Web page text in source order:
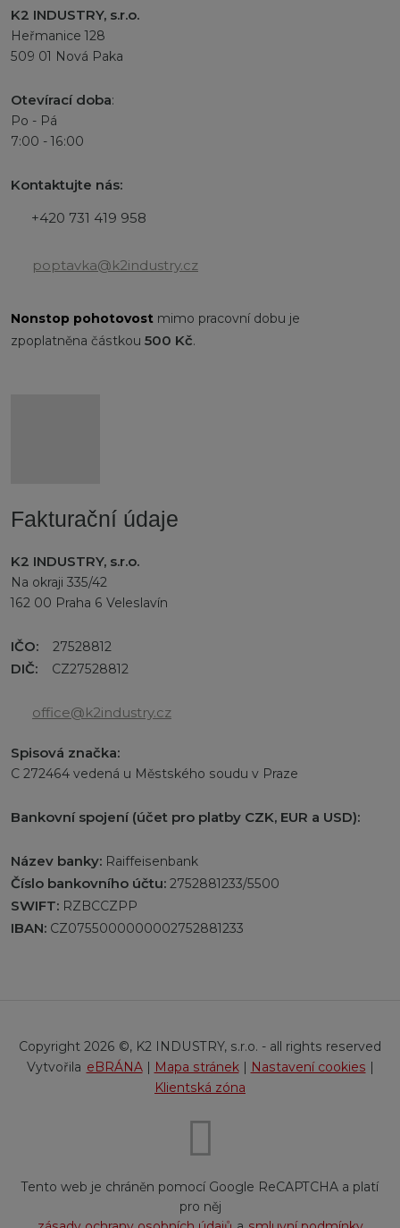
K2 INDUSTRY, s.r.o.
Heřmanice 128
509 01 Nová Paka
Otevírací doba:
Po - Pá
7:00 - 16:00
Kontaktujte nás:
+420 731 419 958
poptavka@k2industry.cz
Nonstop pohotovost mimo pracovní dobu je
zpoplatněna částkou 500 Kč.
Fakturační údaje
K2 INDUSTRY, s.r.o.
Na okraji 335/42
162 00 Praha 6 Veleslavín
IČO: 27528812
DIČ: CZ27528812
office@k2industry.cz
Spisová značka:
C 272464 vedená u Městského soudu v Praze
Bankovní spojení (účet pro platby CZK, EUR a USD):
Název banky: Raiffeisenbank
Číslo bankovního účtu: 2752881233/5500
SWIFT: RZBCCZPP
IBAN: CZ0755000000002752881233
Copyright 2026 ©, K2 INDUSTRY, s.r.o. - all rights reserved
eBRÁNA | Mapa stránek | Nastavení cookies |
Klientská zóna
Tento web je chráněn pomocí Google ReCAPTCHA a platí
pro něj